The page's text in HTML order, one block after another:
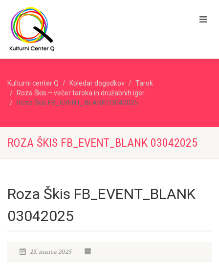
Kulturni center Q Koledar dogodkov
Tarok
Roza Škis – večer taroka in družabnih iger
Roza Škis FB_EVENT_BLANK 03042025
ROZA ŠKIS FB_EVENT_BLANK 03042025
Roza Škis FB_EVENT_BLANK
03042025
25. marca 2025